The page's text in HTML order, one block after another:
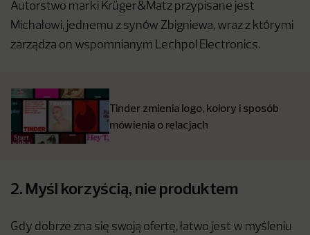
Autorstwo marki Krüger&Matz przypisane jest
Michałowi, jednemu z synów Zbigniewa, wraz z którymi
zarządza on wspomnianym Lechpol Electronics.
Tinder zmienia logo, kolory i sposób
mówienia o relacjach
2. Myśl korzyścią, nie produktem
Gdy dobrze zna się swoją ofertę, łatwo jest w myśleniu